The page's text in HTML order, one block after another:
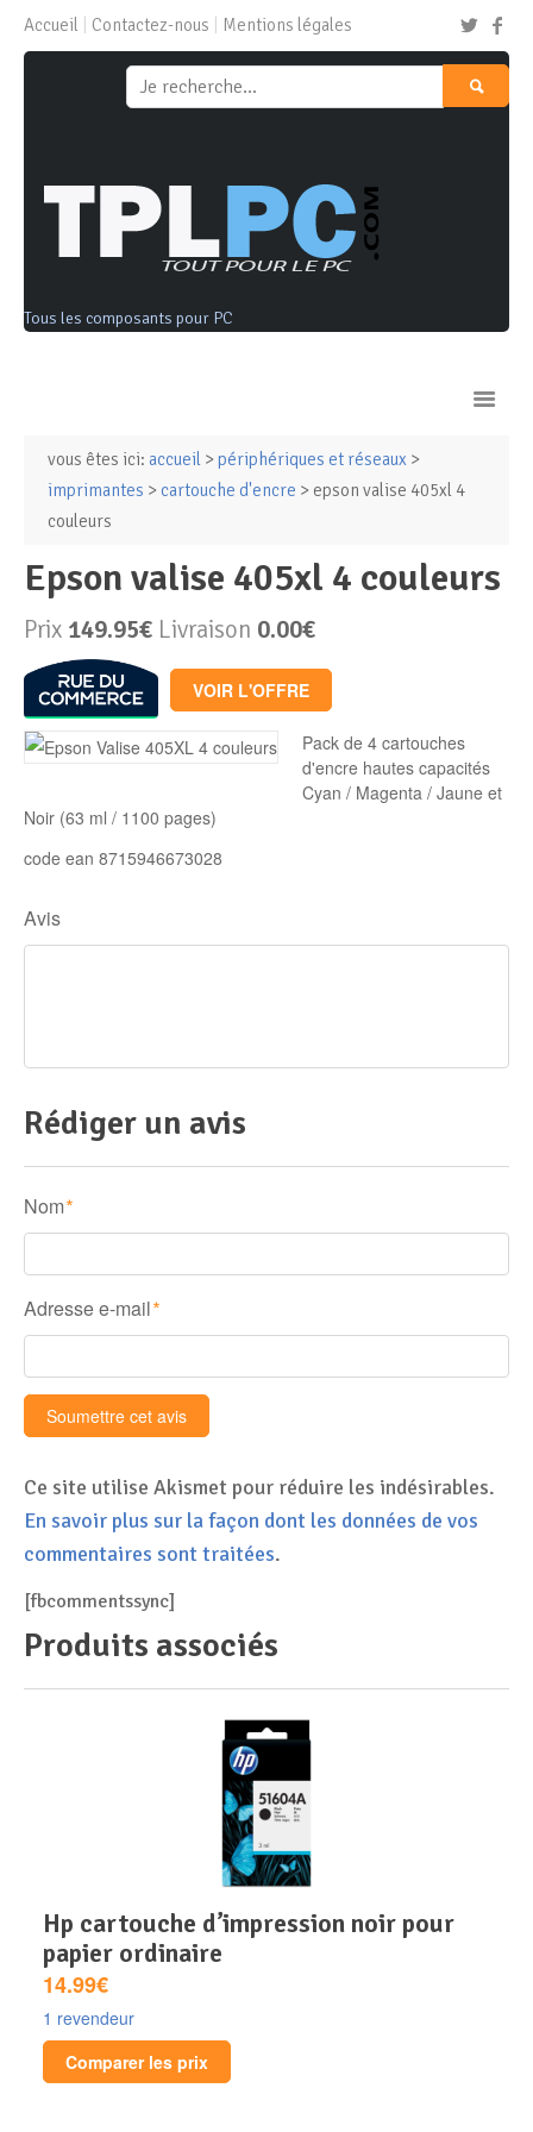
Accueil Contactez-nous Mentions légales
Tous les composants pour PC
Ordinateurs & Tablettes
PC de bureau
PC portable
Mini PC
Alimentation PC
Boitier PC
Périphériques & Réseaux
Clavier & Souris
vous êtes ici: accueil > périphériques et réseaux >
imprimantes > cartouche d'encre > epson valise 405xl 4
couleurs
epson valise 405xl 4 couleurs
Prix 149.95€ Livraison 0.00€
VOIR L'OFFRE
Pack de 4 cartouches
d'encre hautes capacités
Cyan / Magenta / Jaune et
Noir (63 ml / 1100 pages)
code ean 8715946673028
Avis
Rédiger un avis
Nom *
Adresse e-mail *
Ce site utilise Akismet pour réduire les indésirables.
En savoir plus sur la façon dont les données de vos
commentaires sont traitées.
[fbcommentssync]
Produits associés
hp cartouche d’impression noir pour
papier ordinaire
14.99€
1 revendeur
Comparer les prix